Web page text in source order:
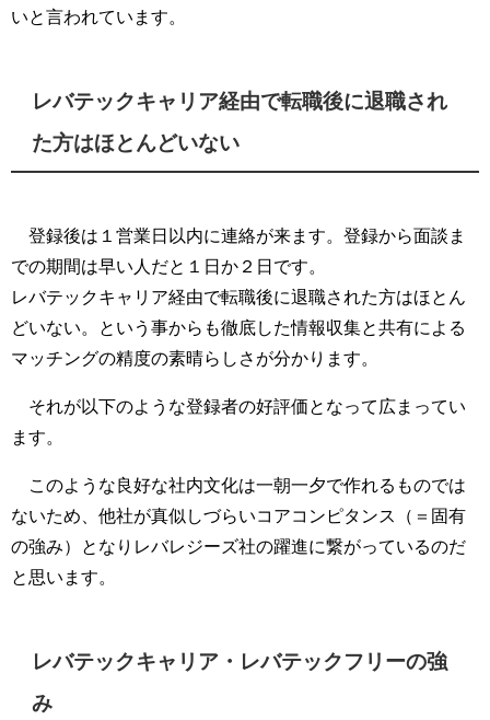
いと言われています。
レバテックキャリア経由で転職後に退職され
た方はほとんどいない
登録後は１営業日以内に連絡が来ます。登録から面談ま
での期間は早い人だと１日か２日です。
レバテックキャリア経由で転職後に退職された方はほとん
どいない。という事からも徹底した情報収集と共有による
マッチングの精度の素晴らしさが分かります。
それが以下のような登録者の好評価となって広まってい
ます。
このような良好な社内文化は一朝一夕で作れるものでは
ないため、他社が真似しづらいコアコンピタンス（＝固有
の強み）となりレバレジーズ社の躍進に繋がっているのだ
と思います。
レバテックキャリア・レバテックフリーの強
み